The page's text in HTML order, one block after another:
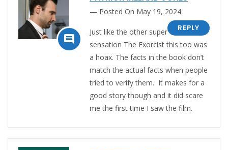

Posted On May 19, 2024
REPLY
Just like the other super
sensation The Exorcist this too was
a hoax. The facts in the book don’t
match the actual facts when people
tried to verify them. It makes for a
good story though and it did scare
me the first time I saw the film.